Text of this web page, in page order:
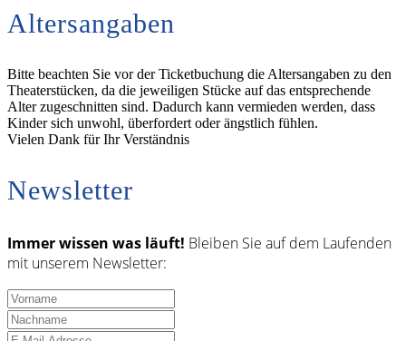
Altersangaben
Bitte beachten Sie vor der Ticketbuchung die Altersangaben zu den
Theaterstücken, da die jeweiligen Stücke auf das entsprechende
Alter zugeschnitten sind. Dadurch kann vermieden werden, dass
Kinder sich unwohl, überfordert oder ängstlich fühlen.
Vielen Dank für Ihr Verständnis
Newsletter
Immer wissen was läuft! Bleiben Sie auf dem Laufenden
mit unserem Newsletter: